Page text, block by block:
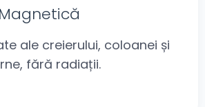
ale creierului, coloanei și
fără radiații.